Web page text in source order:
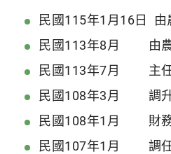
民國115年1月16日 由
民國113年8月 由農
民國113年7月 主任
民國108年3月 調升
民國108年1月 財務
民國107年1月 調任